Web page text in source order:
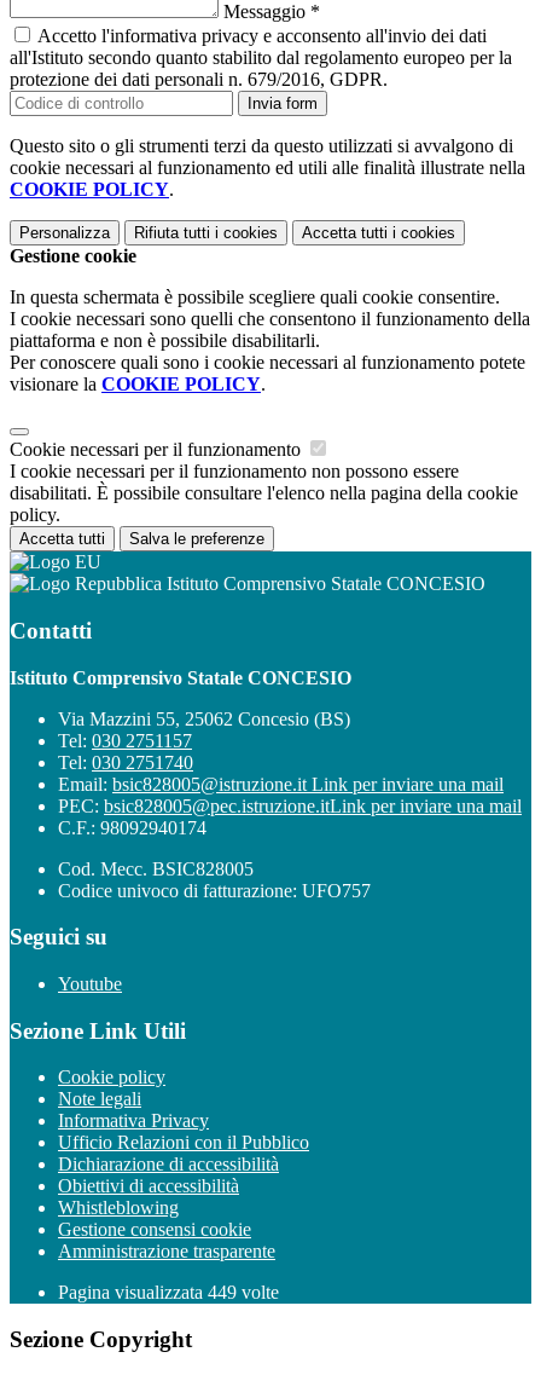
Messaggio *
Accetto l'informativa privacy e acconsento all'invio dei dati
all'Istituto secondo quanto stabilito dal regolamento europeo per la
protezione dei dati personali n. 679/2016, GDPR.
Invia form
Questo sito o gli strumenti terzi da questo utilizzati si avvalgono di
cookie necessari al funzionamento ed utili alle finalità illustrate nella
COOKIE POLICY.
Personalizza Rifiuta tutti i cookies Accetta tutti i cookies
Gestione cookie
In questa schermata è possibile scegliere quali cookie consentire.
I cookie necessari sono quelli che consentono il funzionamento della
piattaforma e non è possibile disabilitarli.
Per conoscere quali sono i cookie necessari al funzionamento potete
visionare la COOKIE POLICY.
Cookie necessari per il funzionamento
I cookie necessari per il funzionamento non possono essere
disabilitati. È possibile consultare l'elenco nella pagina della cookie
policy.
Accetta tutti Salva le preferenze
Istituto Comprensivo Statale CONCESIO
Contatti
Istituto Comprensivo Statale CONCESIO
Via Mazzini 55, 25062 Concesio (BS)
Tel: 030 2751157
Tel: 030 2751740
Email: bsic828005@istruzione.it Link per inviare una mail
PEC: bsic828005@pec.istruzione.itLink per inviare una mail
C.F.: 98092940174
Cod. Mecc. BSIC828005
Codice univoco di fatturazione: UFO757
Seguici su
Youtube
Sezione Link Utili
Cookie policy
Note legali
Informativa Privacy
Ufficio Relazioni con il Pubblico
Dichiarazione di accessibilità
Obiettivi di accessibilità
Whistleblowing
Gestione consensi cookie
Amministrazione trasparente
Pagina visualizzata 449 volte
Sezione Copyright